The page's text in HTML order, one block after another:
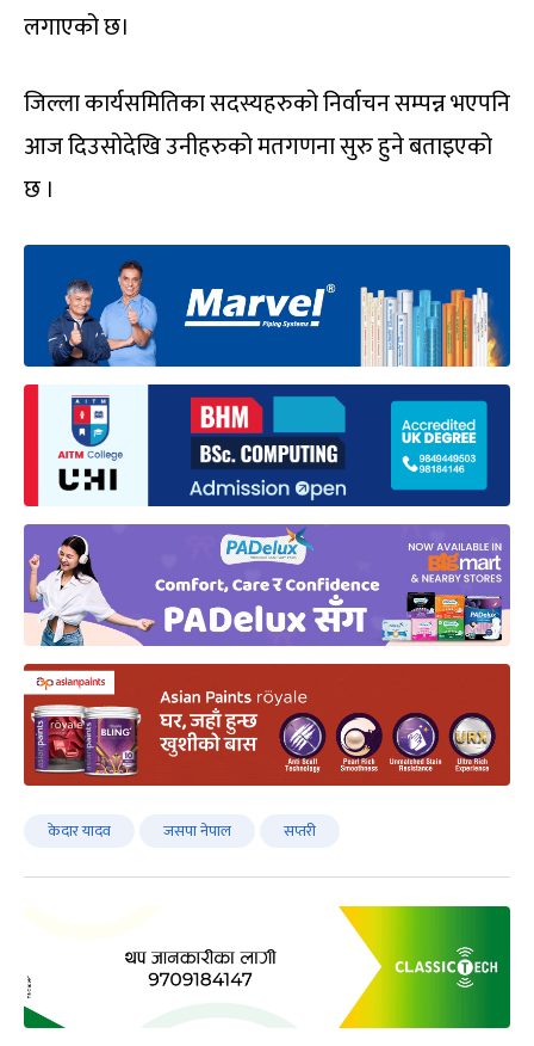
लगाएको छ।
जिल्ला कार्यसमितिका सदस्यहरुको निर्वाचन सम्पन्न भएपनि
आज दिउसोदेखि उनीहरुको मतगणना सुरु हुने बताइएको
छ ।
केदार यादव जसपा नेपाल सप्तरी